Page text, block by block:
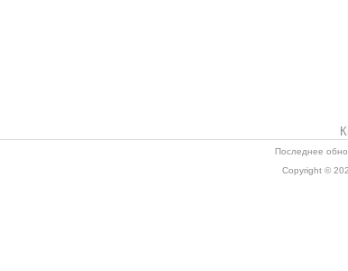
Последнее
Copyright ©